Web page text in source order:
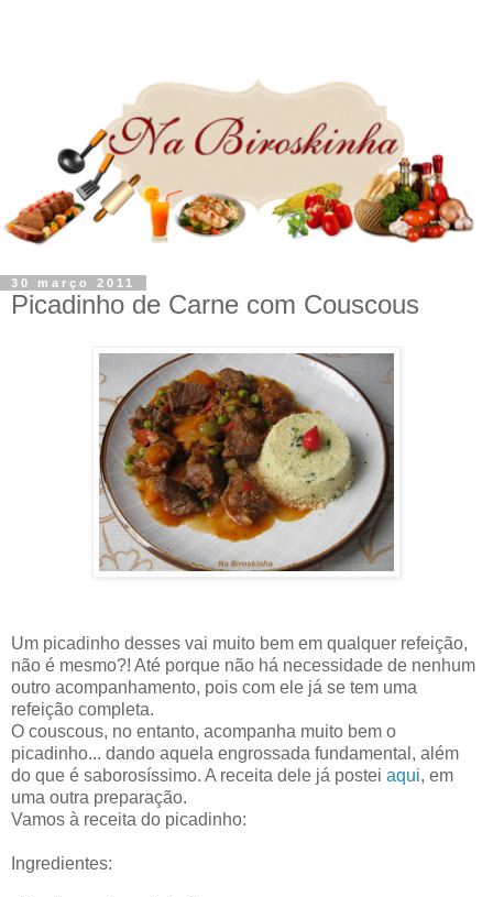
30 março 2011
Picadinho de Carne com Couscous
Um picadinho desses vai muito bem em qualquer refeição,
não é mesmo?! Até porque não há necessidade de nenhum
outro acompanhamento, pois com ele já se tem uma
refeição completa.
O couscous, no entanto, acompanha muito bem o
picadinho... dando aquela engrossada fundamental, além
do que é saborosíssimo. A receita dele já postei aqui, em
uma outra preparação.
Vamos à receita do picadinho:
Ingredientes: